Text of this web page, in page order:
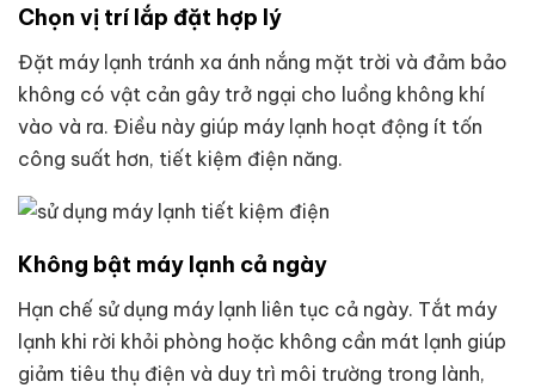
Chọn vị trí lắp đặt hợp lý
Đặt máy lạnh tránh xa ánh nắng mặt trời và đảm bảo
không có vật cản gây trở ngại cho luồng không khí
vào và ra. Điều này giúp máy lạnh hoạt động ít tốn
công suất hơn, tiết kiệm điện năng.
Không bật máy lạnh cả ngày
Hạn chế sử dụng máy lạnh liên tục cả ngày. Tắt máy
lạnh khi rời khỏi phòng hoặc không cần mát lạnh giúp
giảm tiêu thụ điện và duy trì môi trường trong lành,